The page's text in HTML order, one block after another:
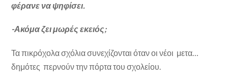
φέρανε να ψηφίσει.
-Ακόμα ζει μωρές εκειός;
Τα πικρόχολα σχόλια συνεχίζονται όταν οι νέοι μετα…
δημότες περνούν την πόρτα του σχολείου.